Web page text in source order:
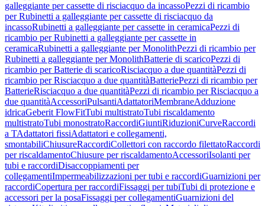
galleggiante per cassette di risciacquo da incassoPezzi di ricambio
per Rubinetti a galleggiante per cassette di risciacquo da
incassoRubinetti a galleggiante per cassette in ceramicaPezzi di
ricambio per Rubinetti a galleggiante per cassette in
ceramicaRubinetti a galleggiante per MonolithPezzi di ricambio per
Rubinetti a galleggiante per MonolithBatterie di scaricoPezzi di
ricambio per Batterie di scaricoRisciacquo a due quantitàPezzi di
ricambio per Risciacquo a due quantitàBatteriePezzi di ricambio per
BatterieRisciacquo a due quantitàPezzi di ricambio per Risciacquo a
due quantitàAccessoriPulsantiAdattatoriMembraneAdduzione
idricaGeberit FlowFitTubi multistratoTubi riscaldamento
multistratoTubi monostratoRaccordiGiuntiRiduzioniCurveRaccordi
a TAdattatori fissiAdattatori e collegamenti,
smontabiliChiusureRaccordiCollettori con raccordo filettatoRaccordi
per riscaldamentoChiusure per riscaldamentoAccessoriIsolanti per
tubi e raccordiDisaccoppiamenti per
collegamentiImpermeabilizzazioni per tubi e raccordiGuarnizioni per
raccordiCopertura per raccordiFissaggi per tubiTubi di protezione e
accessori per la posaFissaggi per collegamentiGuarnizioni del